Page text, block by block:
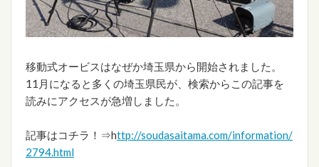
移動式オービスはなぜか埼玉県から開始されました。
11月になると多くの埼玉県民が、検索からこの記事を
読みにアクセスが急増しました。
記事はコチラ！⇒http://soudasaitama.com/information/
2794.html